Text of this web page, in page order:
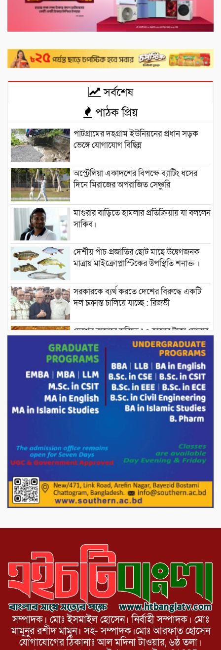
সর্বশেষ
পাঠক প্রিয়
পাটগ্রামের দহগ্রাম ইউনিয়নের প্রধান সড়ক
ভেঙ্গে যোগাযোগ বিছিন্ন
অস্ট্রেলিয়া একাদশের বিপক্ষে ব্যাটিং ধসের
দিনে মিরাজের অপরাজিত সেঞ্চুরি
মাগুরার বাড়িতে হামলার প্রতিক্রিয়ায় যা বললেন
সাকিব।
দেশীয় পাঁচ প্রজাতির ছোট মাছে উদ্বেগজনক
মাত্রায় মাইক্রোপ্লাস্টিকের উপস্থিতি শনাক্ত ।
সরকারকে ব্যর্থ করতে দেশের বিরুদ্ধে একটি
দল চক্রান্ত চালিয়ে যাচ্ছে : রিজভী
দেশের বাজারে ভরিতে ১০ হাজার টাকা সোনার
দাম বাড়ানোর ঘোষণা।
ভারপ্রাপ্ত রাষ্ট্রপতি হাফিজ উদ্দিন আহমদের
সাথে এইচটি বাংলা অনলাইন পোর্টাল ও আইপি
টিভির সম্পাদক মোঃ ইসমাইল হোসেনের
সৌজন্য সাক্ষাৎ।
পাটগ্রামে জুলাই অভ্যুত্থান দিবস উপলক্ষে
পোরশায় গণঅভ্যুত্থান দিবসে শহিদ ও জুলাই
১১ দলীয় ঐক্য পোরশা উপজেলা শাখার
সম্পাদক। মোঃ ইসমাইল হোসেন। নির্বাহী সম্পাদক। মোঃ
মামুনুর রশীদ মামুন। সহ- সম্পাদক।মোঃ আরফাত হোসেন
যোগাযোগের ঠিকানাঃ আল মদিনা টাওয়ার, ৬ষ্ঠ তলা।